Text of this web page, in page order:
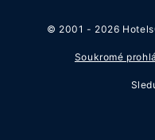
© 2001 - 2026
Soukromé